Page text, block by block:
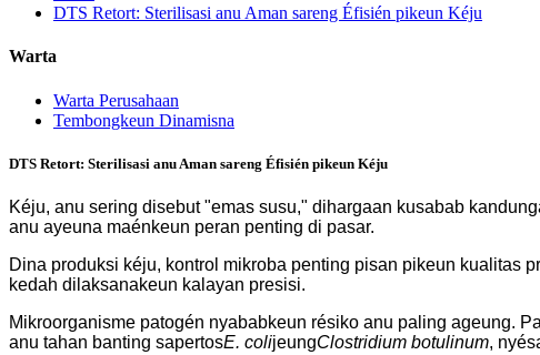
DTS Retort: ​​Sterilisasi anu Aman sareng Éfisién pikeun Kéju
Warta
Warta Perusahaan
Tembongkeun Dinamisna
DTS Retort: ​​Sterilisasi anu Aman sareng Éfisién pikeun Kéju
Kéju, anu sering disebut "emas susu," dihargaan kusabab
anu ayeuna maénkeun peran penting di pasar.
Dina produksi kéju, kontrol mikroba penting pisan pikeun kualitas
kedah dilaksanakeun kalayan presisi.
Mikroorganisme patogén nyababkeun résiko anu paling ageung.
anu tahan banting sapertosE. colijeungClostridium botulinum,